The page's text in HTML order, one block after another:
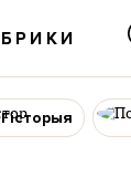
Гісторыя